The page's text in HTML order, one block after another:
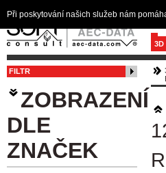
3D
FILTR
ZOBRAZENÍ
DLE
ZNAČEK
Při poskytování našich služeb nám